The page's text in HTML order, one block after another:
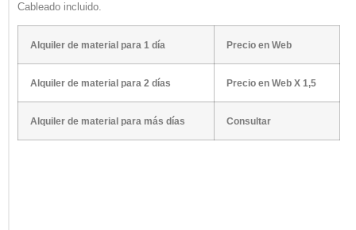
Cableado incluido.
Alquiler de material para 1 día Precio en Web
Alquiler de material para 2 días Precio en Web X 1,5
Alquiler de material para más días Consultar